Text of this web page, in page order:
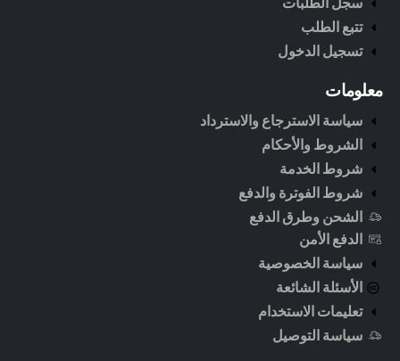
تتبع الطلب
تسجيل الدخول
معلومات
سياسة الاسترجاع والاسترداد
الشروط والأحكام
شروط الخدمة
شروط الفوترة والدفع
الشحن وطرق الدفع
الدفع الأمن
سياسة الخصوصية
الأسئلة الشائعة
تعليمات الاستخدام
سياسة التوصيل